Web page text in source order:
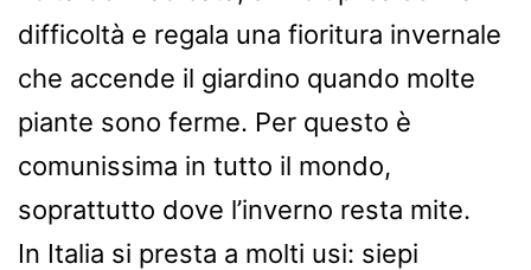
difficoltà e regala una fioritura invernale
che accende il giardino quando molte
piante sono ferme. Per questo è
comunissima in tutto il mondo,
soprattutto dove l’inverno resta mite.
In Italia si presta a molti usi: siepi